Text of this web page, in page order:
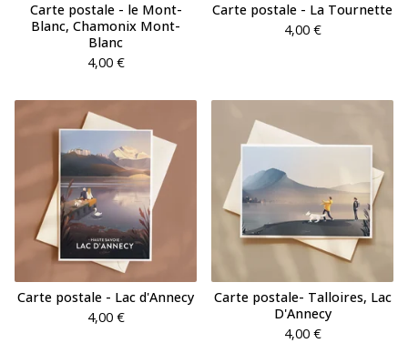
Carte postale - le Mont-
Blanc, Chamonix Mont-
Blanc
4,00 €
Carte postale - La Tournette
4,00 €
Carte postale - Lac d'Annecy
4,00 €
Carte postale- Talloires, Lac
D'Annecy
4,00 €